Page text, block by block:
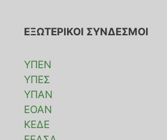
ΕΞΩΤΕΡΙΚΟΙ ΣΥΝΔΕΣΜΟΙ
ΥΠΕΝ
ΥΠΕΣ
ΥΠΑΝ
ΕΟΑΝ
ΚΕΔΕ